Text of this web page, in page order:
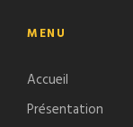
MENU
Accueil
Présentation